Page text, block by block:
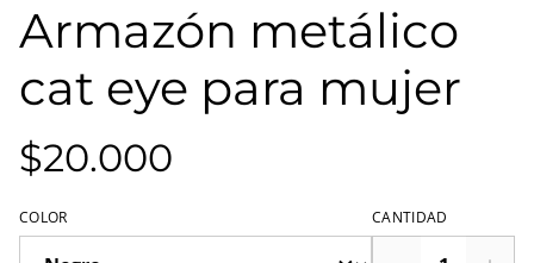
Armazón metálico
cat eye para mujer
$20.000
COLOR CANTIDAD